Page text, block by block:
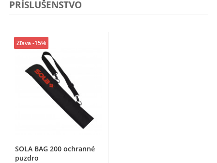
PRÍSLUŠENSTVO
SOLA BAG 200 ochranné
puzdro
Zľava -15%